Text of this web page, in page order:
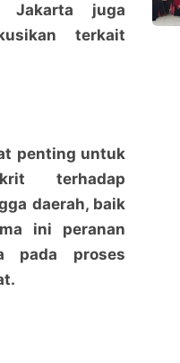
Halal Bil Halal
lain
Jakarta juga
terkait
penting untuk
terhadap
daerah, baik
ini peranan
pada proses
Halal Bil Halal
lain